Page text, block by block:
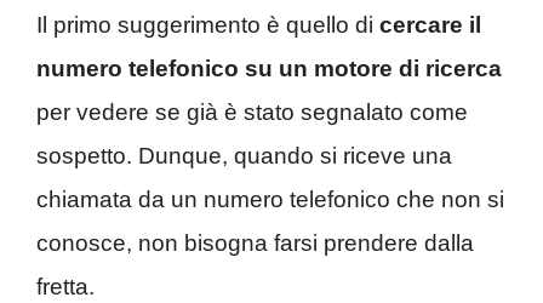
Il primo suggerimento è quello di cercare il
numero telefonico su un motore di ricerca
per vedere se già è stato segnalato come
sospetto. Dunque, quando si riceve una
chiamata da un numero telefonico che non si
conosce, non bisogna farsi prendere dalla
fretta.